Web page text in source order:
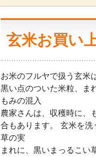
玄米お買い
お米のフルヤで扱う玄米
黒い点のついた米粒、ま
もみの混入
農家さんは、収穫時に、
合もあります。 玄米を洗
草の実
まれに、黒いまっるこい